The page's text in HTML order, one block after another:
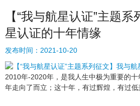
【“我与航星认证”主题
星认证的十年情缘
发布时间： 2021-10-20
2010年-2020年，是我人生中极为重要的
年走向了而立；这十年，有过辉煌，有过低